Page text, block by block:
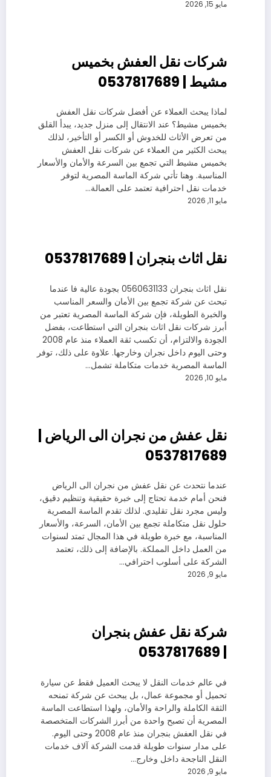
مايو 15, 2026
شركات نقل العفش بخميس
مشيط | 0537817689
لماذا يبحث العملاء عن أفضل شركات نقل العفش
بخميس مشيط؟ عند الانتقال إلى منزل جديد، يبدأ القلق
من تعرض الأثاث للخدوش أو الكسر أو التأخير، لذلك
يبحث الكثير من العملاء عن شركات نقل العفش
بخميس مشيط التي تجمع بين السرعة والأمان والأسعار
المناسبة. وهنا تأتي شركة الماسة المصرية لتوفر
خدمات نقل احترافية تعتمد على العمالة…
مايو 11, 2026
نقل اثاث بنجران | 0537817689
نقل اثاث بنجران 0560631133 بجودة عالية فا عندما
تبحث عن شركة تجمع بين الأمان والسعر المناسب
والخبرة الطويلة، فإن شركة الماسة المصرية تعتبر من
أبرز شركات نقل اثاث بنجران التي استطاعت، بفضل
الجودة والالتزام، أن تكسب ثقة العملاء منذ عام 2008
وحتى اليوم داخل نجران وخارجها. علاوة على ذلك، توفر
الماسة المصرية خدمات متكاملة تشمل…
مايو 10, 2026
نقل عفش من نجران الى الرياض |
0537817689
عندما نتحدث عن نقل عفش من نجران الى الرياض
فنحن أمام خدمة تحتاج إلى خبرة حقيقية وتنظيم دقيق،
وليس مجرد نقل تقليدي. لذلك تقدم الماسة المصرية
حلول نقل متكاملة تجمع بين الأمان، السرعة، والأسعار
المناسبة، مع خبرة طويلة في هذا المجال تمتد لسنوات
من العمل داخل المملكة. بالإضافة إلى ذلك، تعتمد
الشركة على أسلوب احترافي…
مايو 9, 2026
شركة نقل عفش بنجران
| 0537817689
في عالم خدمات النقل لا يبحث العميل فقط عن سيارة
تحميل أو مجموعة عمال، بل يبحث عن شركة تمنحه
الثقة الكاملة والراحة والأمان، ولهذا استطاعت الماسة
المصرية أن تصبح واحدة من أبرز الشركات المتخصصة
في نقل العفش بنجران منذ عام 2008 وحتى اليوم.
على مدار سنوات طويلة قدمت الشركة آلاف خدمات
النقل الناجحة داخل وخارج…
مايو 9, 2026